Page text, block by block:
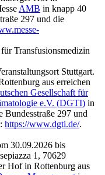
AMB in knapp 40
297 und die
Transfusionsmedizin
Stuttgart.
aus erreichen
Gesellschaft für
e.V. (DGTI) in
Bundesstraße 297 und
https://www.dgti.de/.
30.09.2026 bis
1, 70629
Hof in Rottenburg aus